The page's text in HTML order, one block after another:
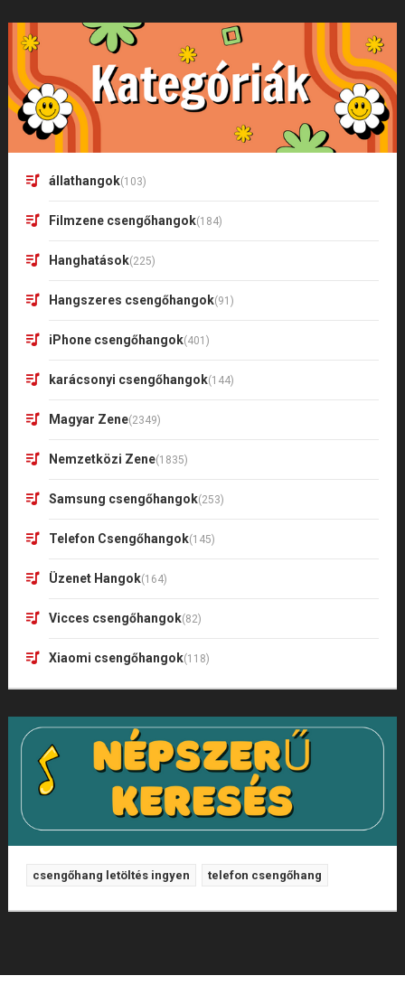
állathangok(103)
Filmzene csengőhangok(184)
Hanghatások(225)
Hangszeres csengőhangok(91)
iPhone csengőhangok(401)
karácsonyi csengőhangok(144)
Magyar Zene(2349)
Nemzetközi Zene(1835)
Samsung csengőhangok(253)
Telefon Csengőhangok(145)
Üzenet Hangok(164)
Vicces csengőhangok(82)
Xiaomi csengőhangok(118)
csengőhang letöltés ingyen telefon csengőhang